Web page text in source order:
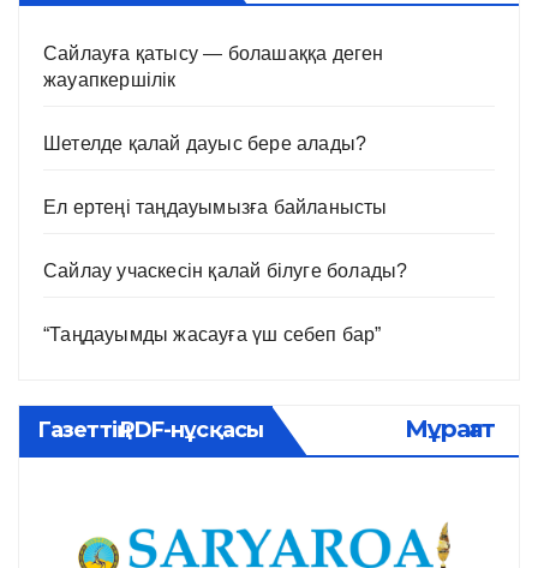
Сайлауға қатысу — болашаққа деген
жауапкершілік
Шетелде қалай дауыс бере алады?
Ел ертеңі таңдауымызға байланысты
Сайлау учаскесін қалай білуге болады?
“Таңдауымды жасауға үш себеп бар”
Газеттің PDF-нұсқасы Мұрағат